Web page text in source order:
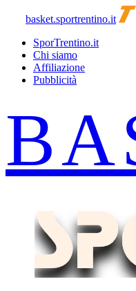
basket.sportrentino.it
SporTrentino.it
Chi siamo
Affiliazione
Pubblicità